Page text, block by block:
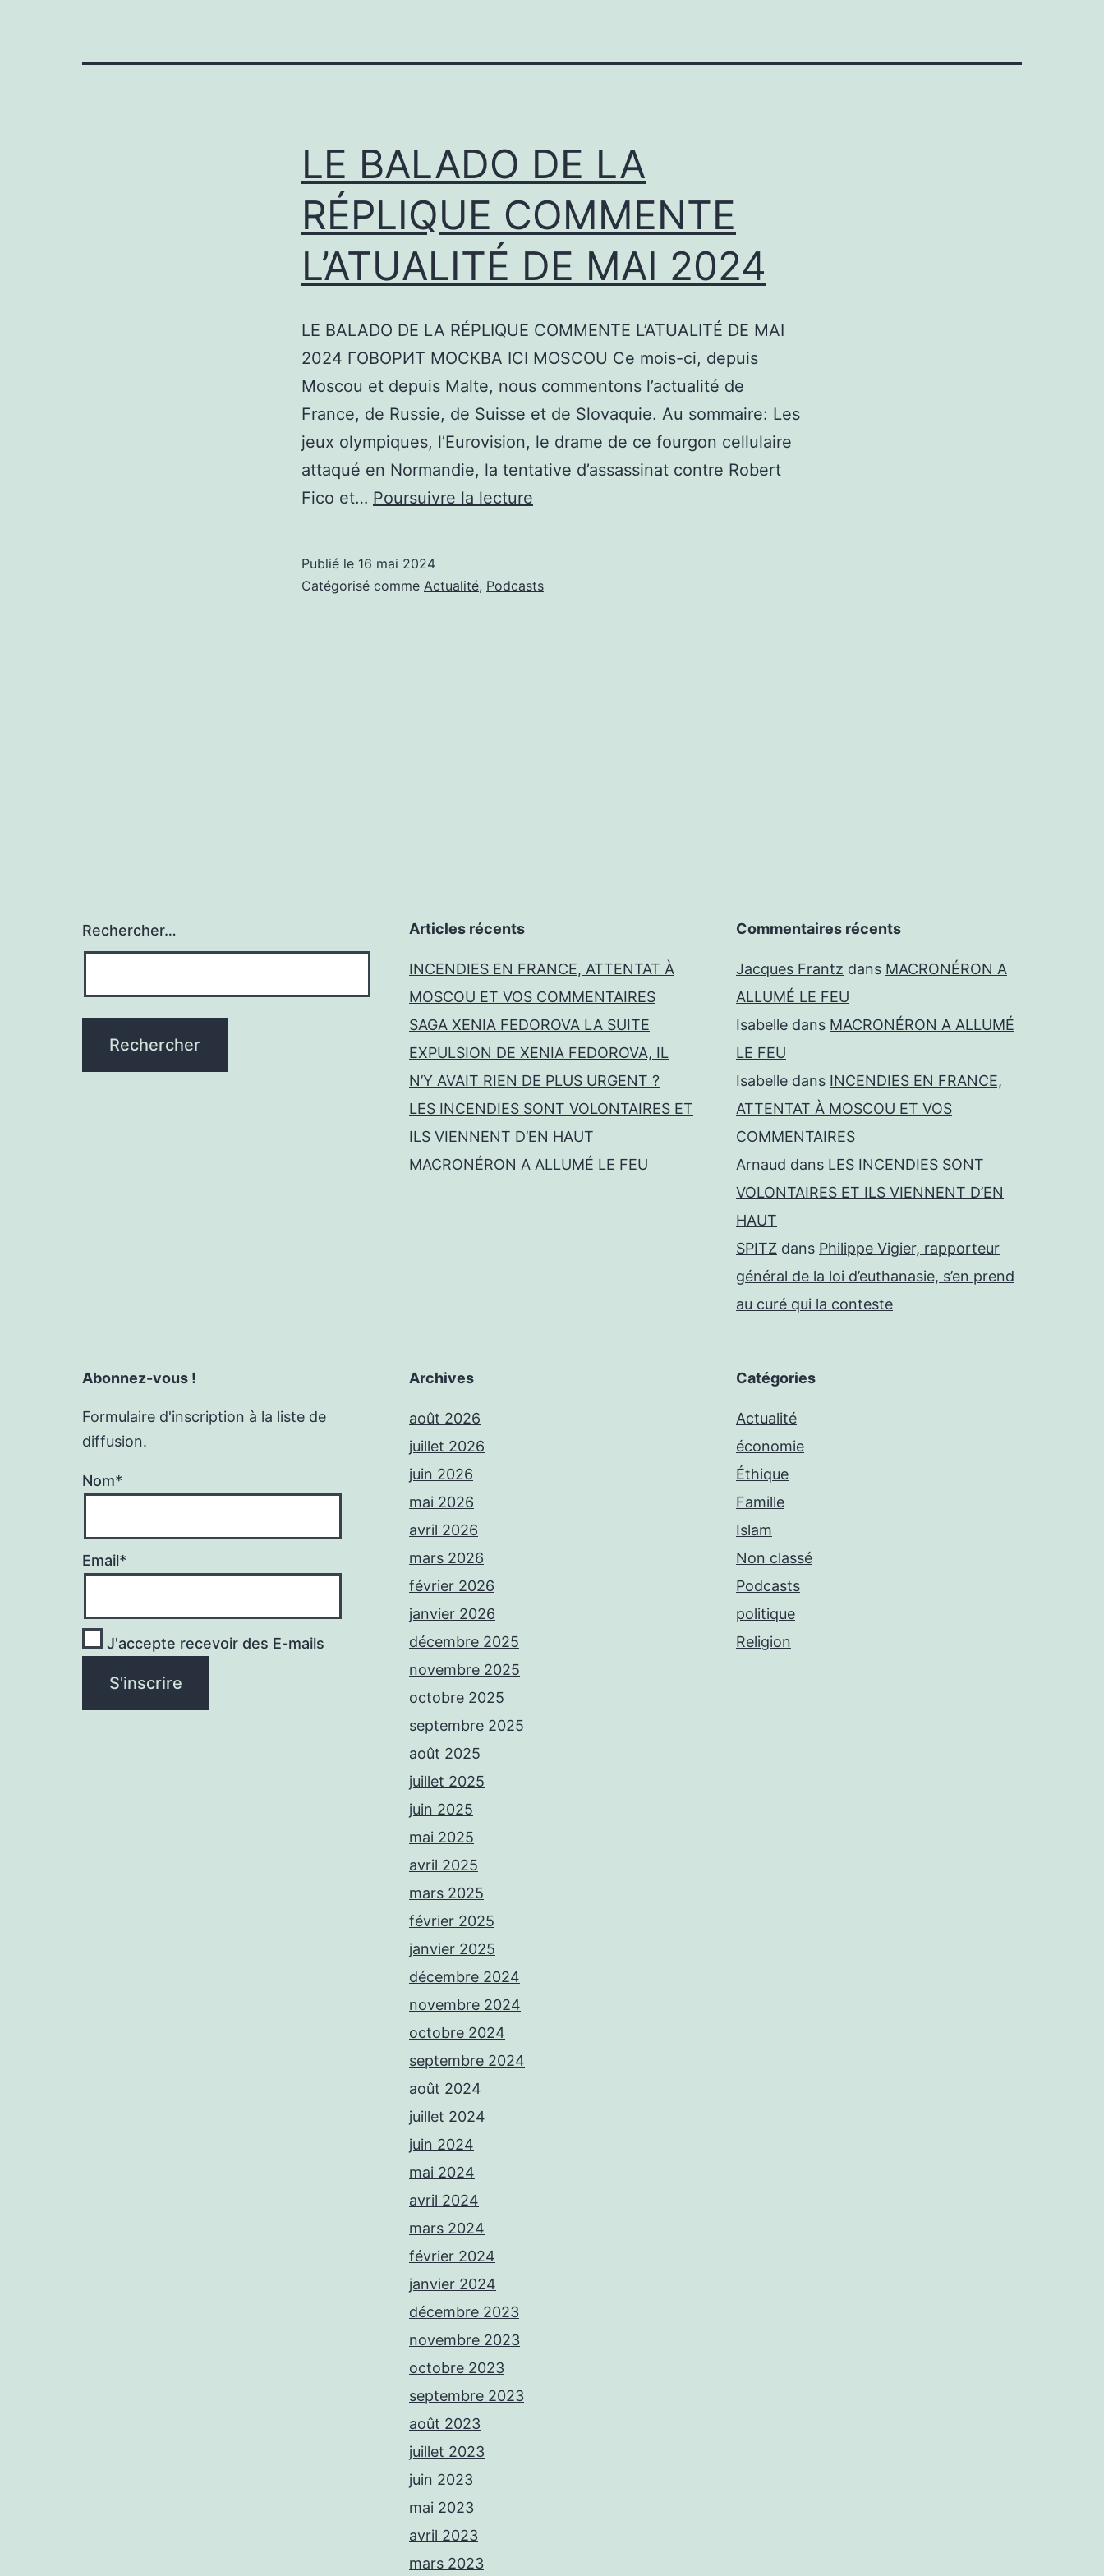
LE BALADO DE LA
RÉPLIQUE COMMENTE
L’ATUALITÉ DE MAI 2024
LE BALADO DE LA RÉPLIQUE COMMENTE L’ATUALITÉ DE MAI
2024 ГОВОРИТ МОСКВА ICI MOSCOU Ce mois-ci, depuis
Moscou et depuis Malte, nous commentons l’actualité de
France, de Russie, de Suisse et de Slovaquie. Au sommaire: Les
jeux olympiques, l’Eurovision, le drame de ce fourgon cellulaire
attaqué en Normandie, la tentative d’assassinat contre Robert
Fico et… Poursuivre la lecture
LA
Publié le 16 mai 2024
Catégorisé comme Actualité, Podcasts
Rechercher… Articles récents
INCENDIES EN FRANCE, ATTENTAT À
MOSCOU ET VOS COMMENTAIRES
SAGA XENIA FEDOROVA LA SUITE
EXPULSION DE XENIA FEDOROVA, IL
N’Y AVAIT RIEN DE PLUS URGENT ?
LES INCENDIES SONT VOLONTAIRES ET
ILS VIENNENT D’EN HAUT
MACRONÉRON A ALLUMÉ LE FEU
Commentaires récents
Jacques Frantz dans MACRONÉRON A
ALLUMÉ LE FEU
Isabelle dans MACRONÉRON A ALLUMÉ
LE FEU
Isabelle dans INCENDIES EN FRANCE,
ATTENTAT À MOSCOU ET VOS
COMMENTAIRES
Arnaud dans LES INCENDIES SONT
VOLONTAIRES ET ILS VIENNENT D’EN
HAUT
SPITZ dans Philippe Vigier, rapporteur
général de la loi d’euthanasie, s’en prend
au curé qui la conteste
Abonnez-vous !
Formulaire d'inscription à la liste de
diffusion.
Nom*
Email*
J'accepte recevoir des E-mails
Archives
août 2026
juillet 2026
juin 2026
mai 2026
avril 2026
mars 2026
février 2026
janvier 2026
décembre 2025
novembre 2025
octobre 2025
septembre 2025
août 2025
juillet 2025
juin 2025
mai 2025
avril 2025
mars 2025
février 2025
janvier 2025
décembre 2024
novembre 2024
octobre 2024
septembre 2024
août 2024
juillet 2024
juin 2024
mai 2024
avril 2024
mars 2024
février 2024
janvier 2024
décembre 2023
novembre 2023
octobre 2023
septembre 2023
août 2023
juillet 2023
juin 2023
mai 2023
avril 2023
mars 2023
Catégories
Actualité
économie
Éthique
Famille
Islam
Non classé
Podcasts
politique
Religion